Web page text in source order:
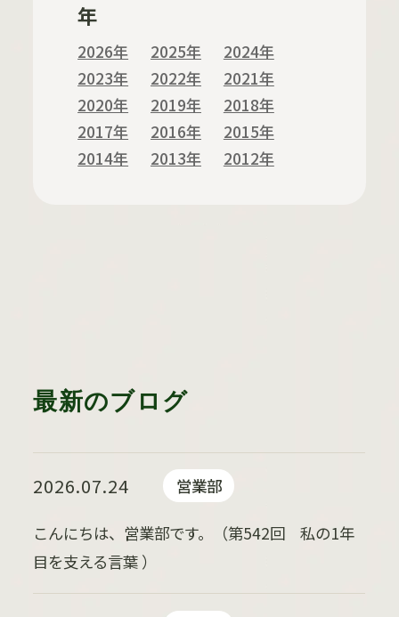
年
2026年 2025年
2024年
2023年
2022年
2021年
2020年
2019年
2018年
2017年
2016年
2015年
2014年
2013年 2012年
最新のブログ
2026.07.24 営業部
こんにちは、営業部です。（第542回 私の1年
目を支える言葉 ）